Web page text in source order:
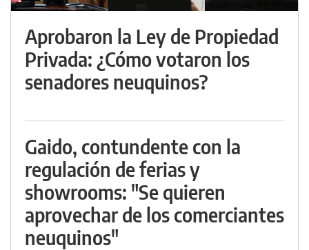
Aprobaron la Ley de Propiedad
Privada: ¿Cómo votaron los
senadores neuquinos?
Gaido, contundente con la
regulación de ferias y
showrooms: "Se quieren
aprovechar de los comerciantes
neuquinos"